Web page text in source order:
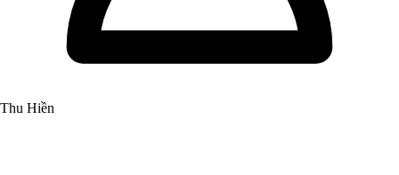
Thu Hiền